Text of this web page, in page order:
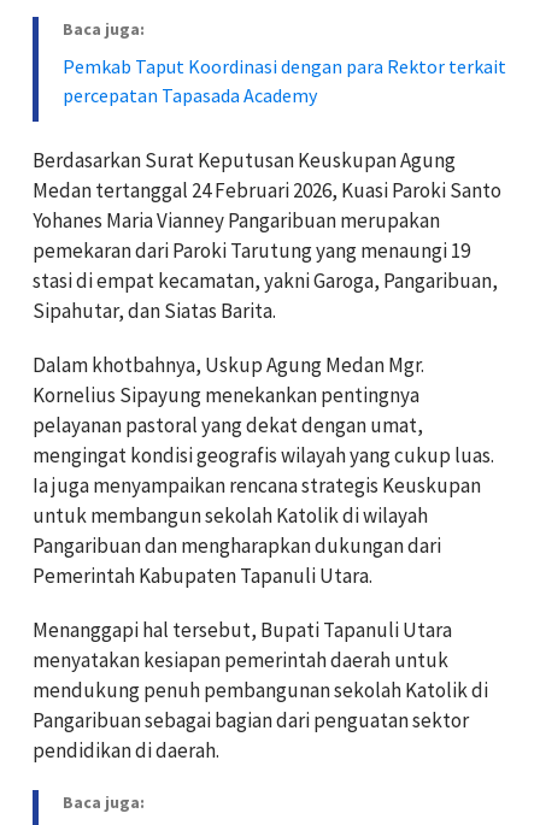
Baca juga:
Pemkab Taput Koordinasi dengan para Rektor terkait
percepatan Tapasada Academy
Berdasarkan Surat Keputusan Keuskupan Agung
Medan tertanggal 24 Februari 2026, Kuasi Paroki Santo
Yohanes Maria Vianney Pangaribuan merupakan
pemekaran dari Paroki Tarutung yang menaungi 19
stasi di empat kecamatan, yakni Garoga, Pangaribuan,
Sipahutar, dan Siatas Barita.
Dalam khotbahnya, Uskup Agung Medan Mgr.
Kornelius Sipayung menekankan pentingnya
pelayanan pastoral yang dekat dengan umat,
mengingat kondisi geografis wilayah yang cukup luas.
Ia juga menyampaikan rencana strategis Keuskupan
untuk membangun sekolah Katolik di wilayah
Pangaribuan dan mengharapkan dukungan dari
Pemerintah Kabupaten Tapanuli Utara.
Menanggapi hal tersebut, Bupati Tapanuli Utara
menyatakan kesiapan pemerintah daerah untuk
mendukung penuh pembangunan sekolah Katolik di
Pangaribuan sebagai bagian dari penguatan sektor
pendidikan di daerah.
Baca juga: